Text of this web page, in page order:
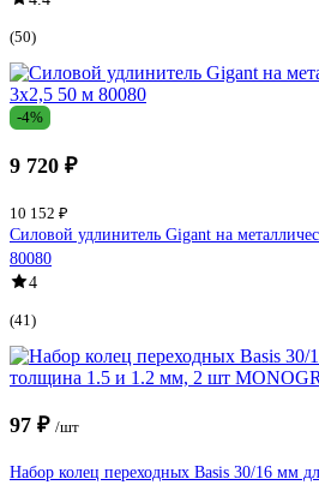
(50)
-4%
9 720 ₽
10 152 ₽
Силовой удлинитель Gigant на
80080
4
(41)
97 ₽ /шт
Набор колец переходных Basis 30/16 мм